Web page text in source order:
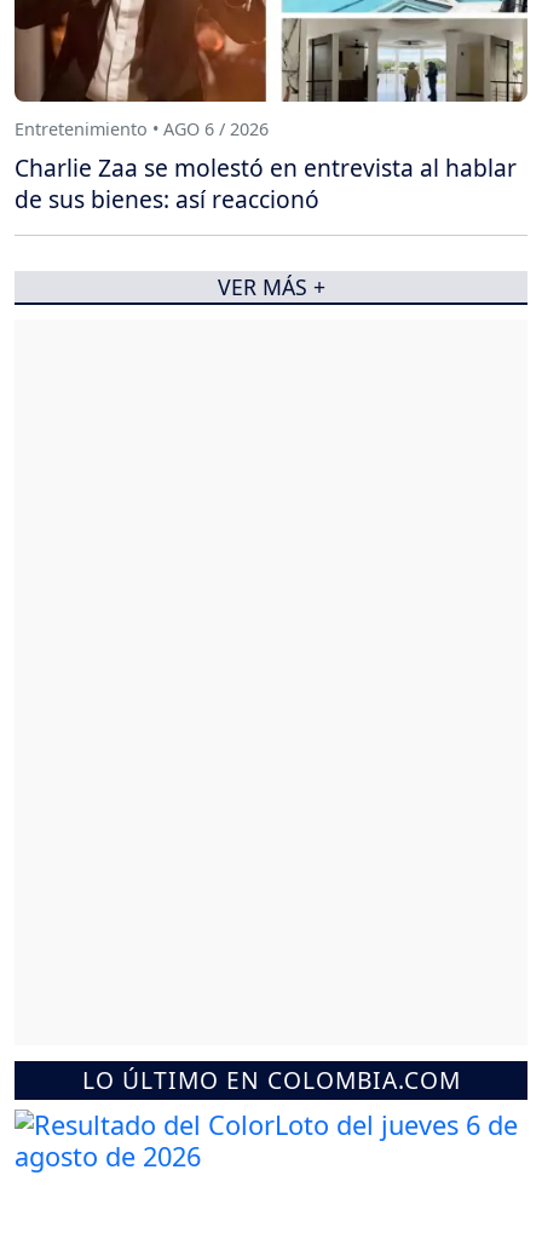
LO ÚLTIMO EN COLOMBIA.COM
Entretenimiento • AGO 6 / 2026
Charlie Zaa se molestó en entrevista al hablar
de sus bienes: así reaccionó
VER MÁS +